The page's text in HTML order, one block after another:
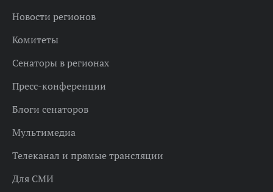
Новости регионов
Комитеты
Сенаторы в регионах
Пресс-конференции
Блоги сенаторов
Мультимедиа
Телеканал и прямые трансляции
Для СМИ